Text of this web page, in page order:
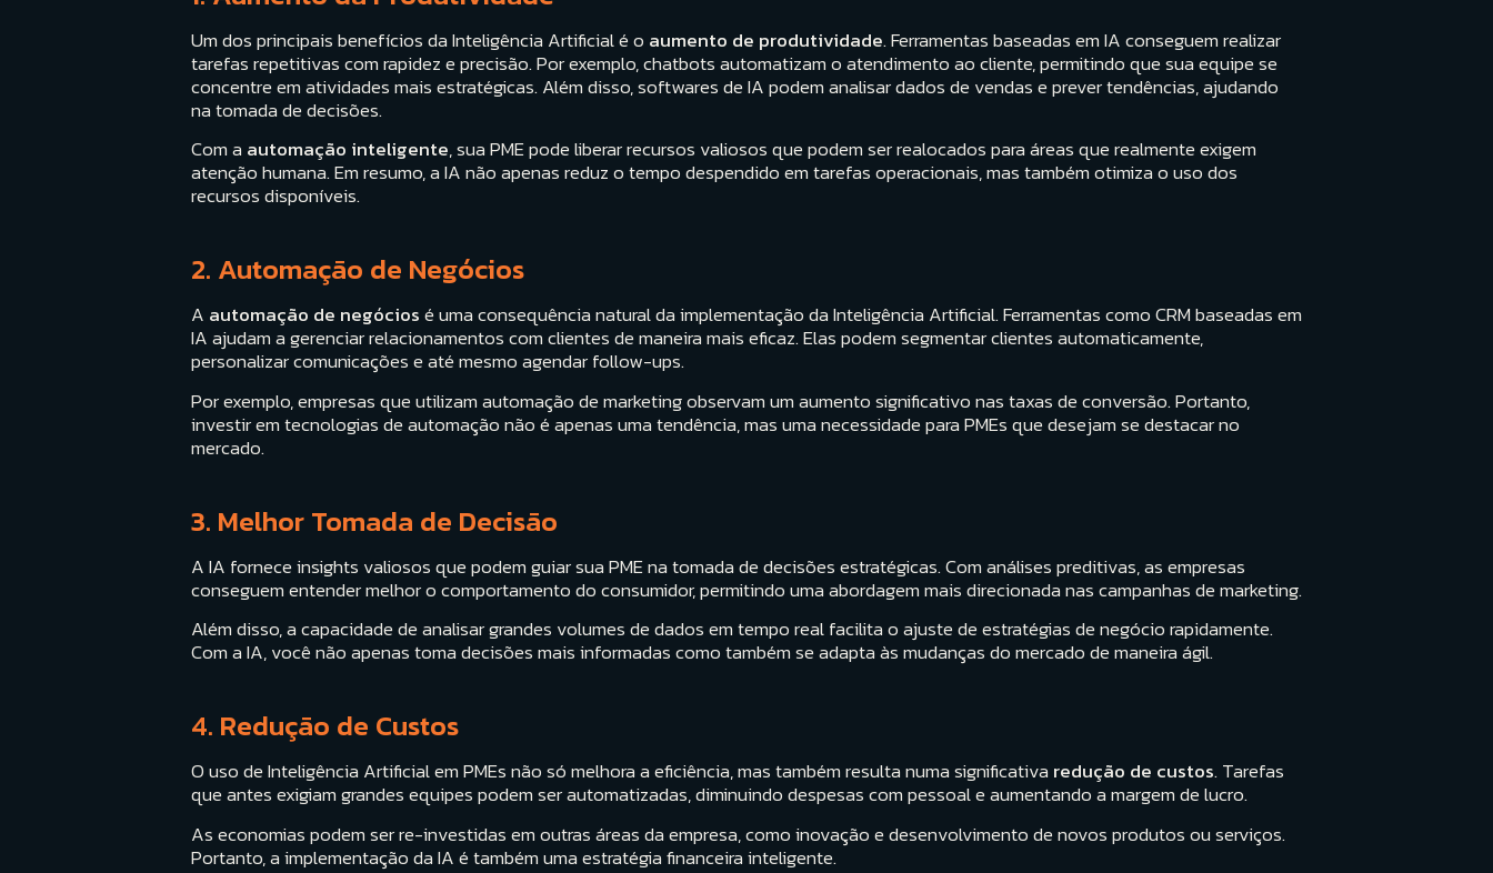
Um dos principais benefícios da Inteligência Artificial é o aumento de produtividade. Ferramentas baseadas em IA conseguem realizar
tarefas repetitivas com rapidez e precisão. Por exemplo, chatbots automatizam o atendimento ao cliente, permitindo que sua equipe se
concentre em atividades mais estratégicas. Além disso, softwares de IA podem analisar dados de vendas e prever tendências, ajudando
na tomada de decisões.
Com a automação inteligente, sua PME pode liberar recursos valiosos que podem ser realocados para áreas que realmente exigem
atenção humana. Em resumo, a IA não apenas reduz o tempo despendido em tarefas operacionais, mas também otimiza o uso dos
recursos disponíveis.
2. Automação de Negócios
A automação de negóciosé uma consequência natural da implementação da Inteligência Artificial. Ferramentas como CRM baseadas em
IA ajudam a gerenciar relacionamentos com clientes de maneira mais eficaz. Elas podem segmentar clientes automaticamente,
personalizar comunicações e até mesmo agendar follow-ups.
Por exemplo, empresas que utilizam automação de marketing observam um aumento significativo nas taxas de conversão. Portanto,
investir em tecnologias de automação não é apenas uma tendência, mas uma necessidade para PMEs que desejam se destacar no
mercado.
3. Melhor Tomada de Decisão
A IA fornece insights valiosos que podem guiar sua PME na tomada de decisões estratégicas. Com análises preditivas, as empresas
conseguem entender melhor o comportamento do consumidor, permitindo uma abordagem mais direcionada nas campanhas de marketing.
Além disso, a capacidade de analisar grandes volumes de dados em tempo real facilita o ajuste de estratégias de negócio rapidamente.
Com a IA, você não apenas toma decisões mais informadas como também se adapta às mudanças do mercado de maneira ágil.
4. Redução de Custos
O uso de Inteligência Artificial em PMEs não só melhora a eficiência, mas também resulta numa significativa redução de custos. Tarefas
que antes exigiam grandes equipes podem ser automatizadas, diminuindo despesas com pessoal e aumentando a margem de lucro.
As economias podem ser re-investidas em outras áreas da empresa, como inovação e desenvolvimento de novos produtos ou serviços.
Portanto, a implementação da IA é também uma estratégia financeira inteligente.